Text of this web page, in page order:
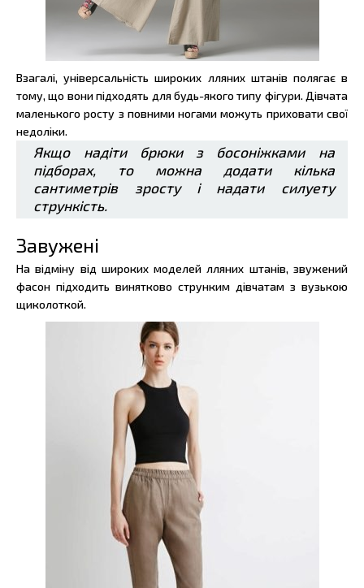
Взагалі, універсальність широких лляних штанів полягає в
тому, що вони підходять для будь-якого типу фігури. Дівчата
маленького росту з повними ногами можуть приховати свої
недоліки.
Якщо надіти брюки з босоніжками на
підборах, то можна додати кілька
сантиметрів зросту і надати силуету
стрункість.
Завужені
На відміну від широких моделей лляних штанів, звужений
фасон підходить винятково струнким дівчатам з вузькою
щиколоткой.